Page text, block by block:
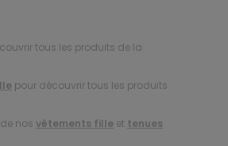
tous les produits de la
pour découvrir tous les produits
nos vêtements fille et tenues